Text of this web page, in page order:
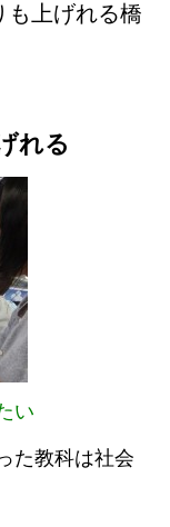
も上げれる橋
れる
い
た教科は社会